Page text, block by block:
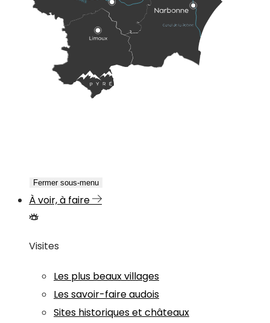
Fermer sous-menu
À voir, à faire
Visites
Les plus beaux villages
Les savoir-faire audois
Sites historiques et châteaux